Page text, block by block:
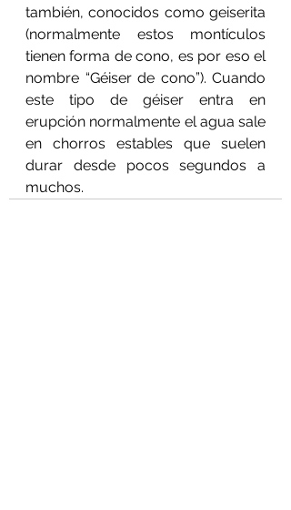
también, conocidos como geiserita
(normalmente estos montículos
tienen forma de cono, es por eso el
nombre “Géiser de cono”). Cuando
este tipo de géiser entra en
erupción normalmente el agua sale
en chorros estables que suelen
durar desde pocos segundos a
muchos.